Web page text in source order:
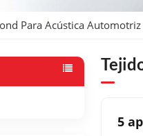
Para Acústica Automotriz
5